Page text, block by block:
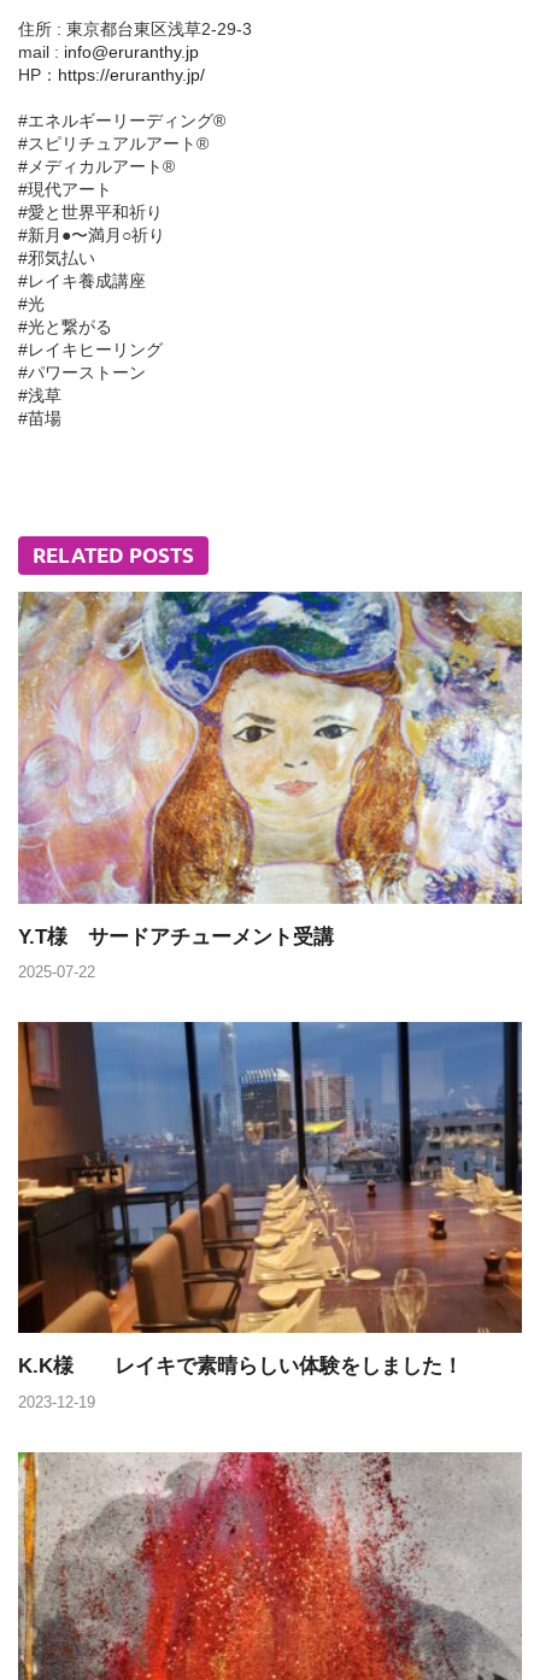
住所 : 東京都台東区浅草2-29-3
mail : info@eruranthy.jp
HP： https://eruranthy.jp/
#エネルギーリーディング®︎
#スピリチュアルアート®︎
#メディカルアート®︎
#現代アート
#愛と世界平和祈り
#新月●〜満月○祈り
#邪気払い
#レイキ養成講座
#光
#光と繋がる
#レイキヒーリング
#パワーストーン
#浅草
#苗場
RELATED POSTS
Y.T様 サードアチューメント受講
2025-07-22
K.K様 レイキで素晴らしい体験をしました！
2023-12-19